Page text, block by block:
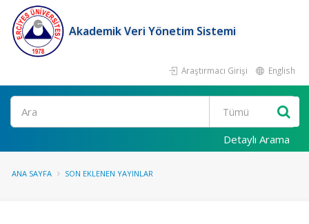
Akademik Veri Yönetim Sistemi
Araştırmacı Girişi English
Ara
Detaylı Arama
ANA SAYFA SON EKLENEN YAYINLAR